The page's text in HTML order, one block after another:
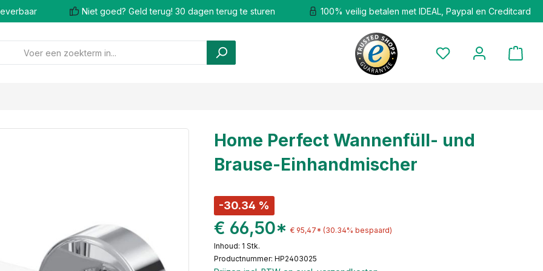
Niet goed? Geld terug! 30 dagen terug te sturen 100% veilig betalen met IDEAL, Paypal en Creditcard
Home Perfect Wannenfüll- und
Brause-Einhandmischer
-30.34 %
€ 66,50* € 95,47* (30.34% bespaard)
Inhoud: 1 Stk.
Productnummer: HP2403025